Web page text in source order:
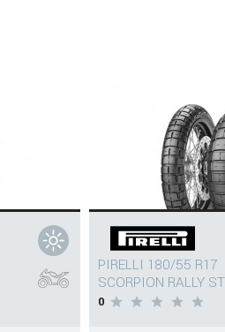
PIRELLI 180/55 R17
SCORPION RALLY
0